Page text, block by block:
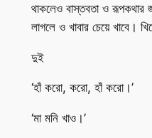
থাকলেও বাস্তবতা ও
লাগলে ও খাবার চেয়ে খাবে।
দুই
‘হাঁ করো, করো, হাঁ করো।’
‘মা মনি খাও।’